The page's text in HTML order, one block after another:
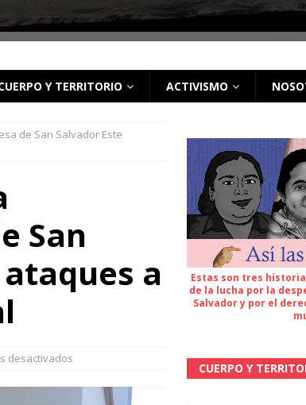
Y TERRITORIO ACTIVISMO
de San Salvador Este
San
a
desactivados
Estas son tres
de la lucha por la
Salvador y por el
CUERPO Y